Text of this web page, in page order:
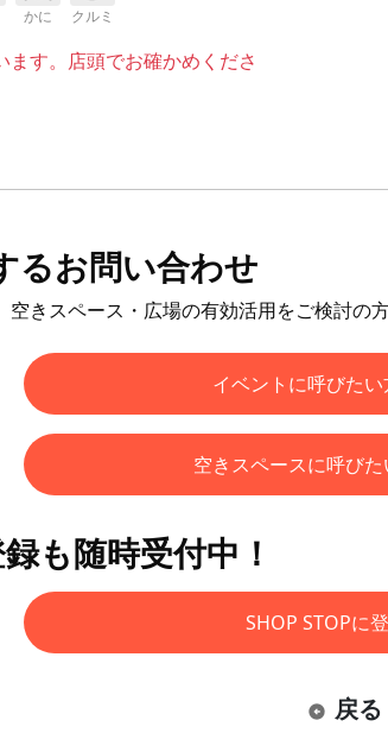
かに クルミ
す。店頭でお確かめくださ
るお問い合わせ
きスペース・広場の有効活用をご検討の
イベントに呼びた
空きスペースに呼び
も随時受付中！
SHOP STOPに
戻る